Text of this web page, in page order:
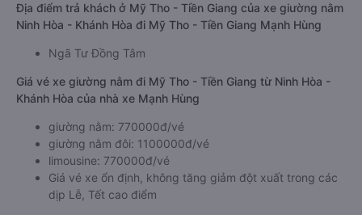
Địa điểm trả khách ở Mỹ Tho - Tiền Giang của xe giường nằm
Ninh Hòa - Khánh Hòa đi Mỹ Tho - Tiền Giang Mạnh Hùng
Ngã Tư Đồng Tâm
Giá vé xe giường nằm đi Mỹ Tho - Tiền Giang từ Ninh Hòa -
Khánh Hòa của nhà xe Mạnh Hùng
giường nằm: 770000đ/vé
giường nằm đôi: 1100000đ/vé
limousine: 770000đ/vé
Giá vé xe ổn định, không tăng giảm đột xuất trong các
dịp Lễ, Tết cao điểm